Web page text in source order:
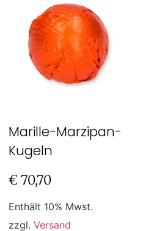
Marille-Marzipan-
Kugeln
€ 70,70
Enthält 10% Mwst.
zzgl. Versand